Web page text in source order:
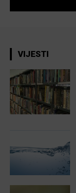
VIJESTI